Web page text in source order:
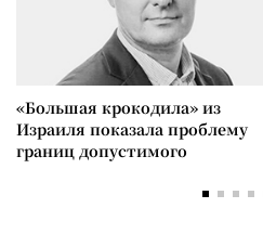
«Большая крокодила» из
Израиля показала проблему
границ допустимого